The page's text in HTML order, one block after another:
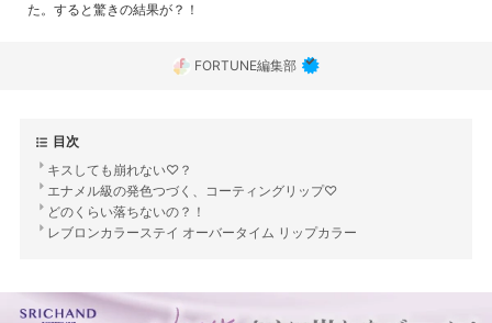
た。すると驚きの結果が？！
FORTUNE編集部
目次
キスしても崩れない♡？
エナメル級の発色つづく、コーティングリップ♡
どのくらい落ちないの？！
レブロンカラーステイ オーバータイム リップカラー